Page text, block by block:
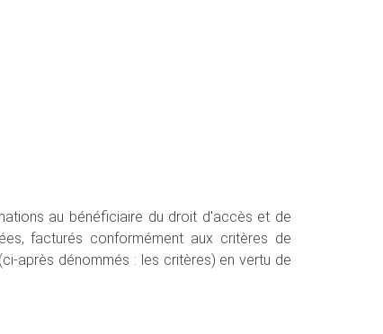
au bénéficiaire du droit d'accès et de
facturés conformément aux critères de
après dénommés : les critères) en vertu de